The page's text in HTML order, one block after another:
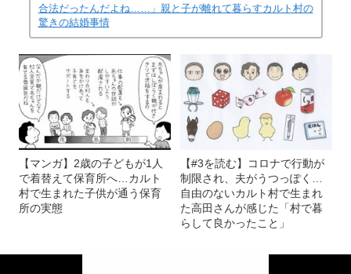
合法だったんだよね……」親と子が離れて暮らすカルト村の
驚きの結婚事情
【マンガ】2歳の子どもが1人
で着替えて保育所へ…カルト
村で生まれた子供が通う保育
所の実態
【#3を読む】コロナで行動が
制限され、夫がうつっぽく…
自由のないカルト村で生まれ
た高田さんが感じた「村で暮
らして良かったこと」